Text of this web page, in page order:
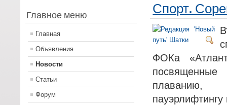
Главное меню
Главная
Объявления
Новости
Статьи
Форум
Спорт.
ФОКа